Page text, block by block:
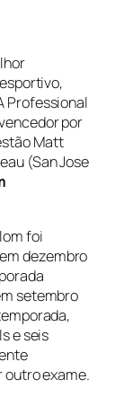
Professional
por
Matt
(San Jose
foi
dezembro
setembro
e seis
outro exame.